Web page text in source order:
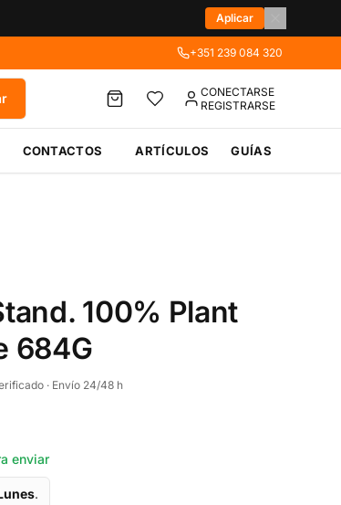
Aplicar
+351 239 084 320
CONECTARSE
REGISTRARSE
CONTACTOS ARTÍCULOS GUÍAS
100% Plant
684G
· Envío 24/48 h
enviar
.